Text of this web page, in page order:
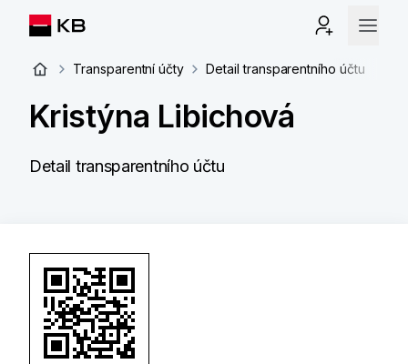
Transparentní účty Detail transparentního účtu
Kristýna Libichová
Detail transparentního účtu